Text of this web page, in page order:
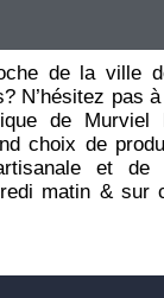
u
r
5
de la ville
N’hésitez pas
de
choix de
et
matin & sur